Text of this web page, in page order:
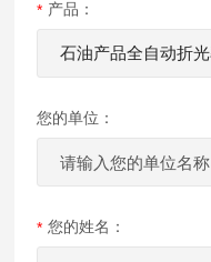
产品：
您的单位：
您的姓名：